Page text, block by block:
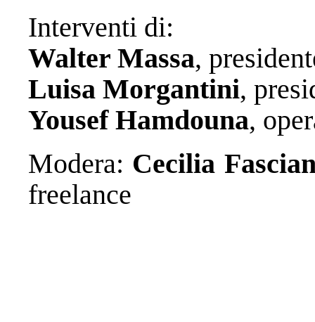
Interventi di:
Walter Massa,
Luisa Morgantini,
Yousef Hamdouna,
Modera: Cecilia
freelance